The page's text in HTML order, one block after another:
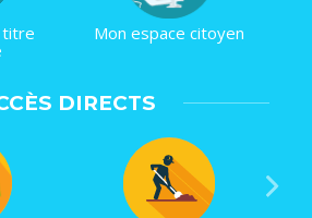
titre
Mon espace citoyen
DIRECTS